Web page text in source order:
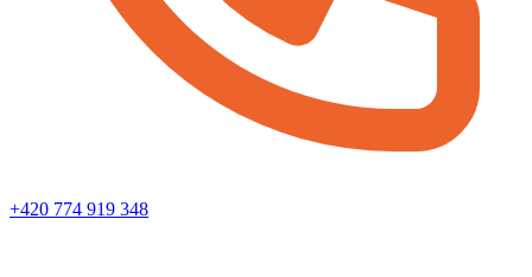
+420 774 919 348